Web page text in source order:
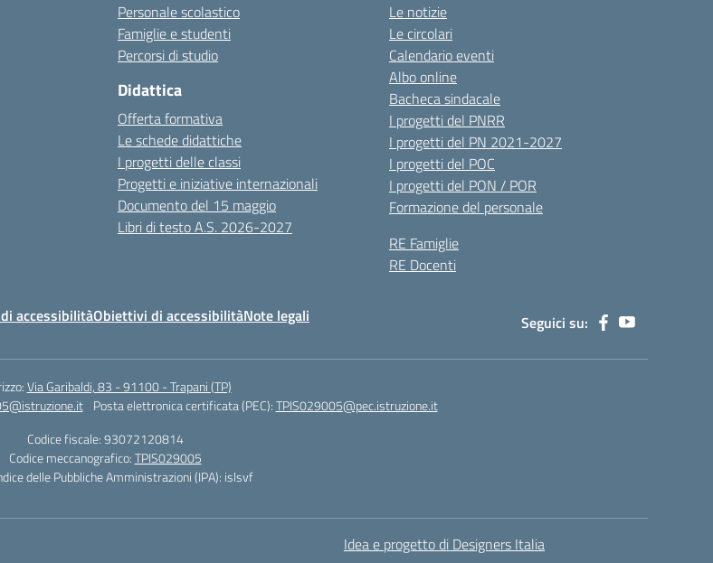
Personale scolastico
Famiglie e studenti
Percorsi di studio
Didattica
Offerta formativa
Le schede didattiche
I progetti delle classi
Progetti e iniziative internazionali
Documento del 15 maggio
Libri di testo A.S. 2026-2027
Le notizie
Le circolari
Calendario eventi
Albo online
Bacheca sindacale
I progetti del PNRR
I progetti del PN 2021-2027
I progetti del POC
I progetti del PON / POR
Formazione del personale
RE Famiglie
RE Docenti
accessibilitàObiettivi di accessibilitàNote legali Seguici su:
Via Garibaldi, 83 - 91100 - Trapani (TP)
Posta elettronica certificata (PEC):TPIS029005@pec.istruzione.it
Codice fiscale: 93072120814
Codice meccanografico:TPIS029005
delle Pubbliche Amministrazioni (IPA): islsvf
Idea e progetto di Designers Italia